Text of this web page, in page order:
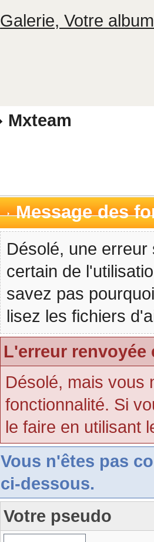
Galerie, Votre
Mxteam
Message des
Désolé, une
certain de
savez pas
lisez les fichiers
L'erreur renvoyée
Désolé, mais vous
fonctionnalité. Si
le faire en utilisant
Vous n'êtes pas
ci-dessous.
Votre pseudo